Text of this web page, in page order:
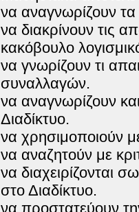
να αναγνωρίζουν τα
να διακρίνουν τις
κακόβουλο
να γνωρίζουν τι
συναλλαγών.
να αναγνωρίζουν
Διαδίκτυο.
να χρησιμοποιούν
να αναζητούν με
να διαχειρίζονται
στο Διαδίκτυο.
να προστατεύουν